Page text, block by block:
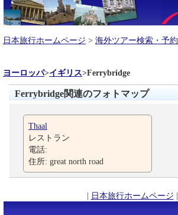
日本旅行ホームページ > 海外ツアー検索・予約
ヨーロッパ>イギリス>Ferrybridge
Ferrybridge関連のフォトマップ
Thaal
レストラン
電話:
住所: great north road
| 日本旅行ホームページ |